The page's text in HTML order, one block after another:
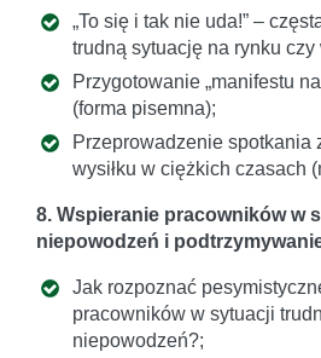
„To się i tak nie uda!” –
trudną sytuację na rynku
Przygotowanie „manifestu
(forma pisemna);
Przeprowadzenie spotkania
wysiłku w ciężkich czasach
8. Wspieranie pracowników w
niepowodzeń i
Jak rozpoznać
pracowników w sytuacji
niepowodzeń?;